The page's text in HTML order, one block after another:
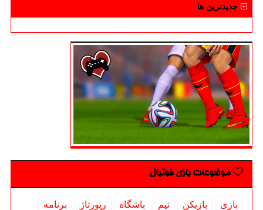
جدیدترین ها
موضوعات بازی فوتبال
بازی بازیكن تیم باشگاه رپورتاژ
برنامه